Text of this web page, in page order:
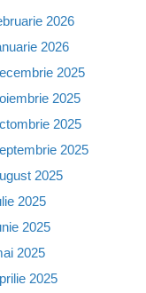
2026
2026
2025
2025
2025
2025
2025
2025
2025
2025
2025